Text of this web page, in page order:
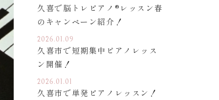
久喜で脳トレピアノ®︎レッスン春
のキャンペーン紹介！
2026.01.09
久喜市で短期集中ピアノレッス
ン開催！
2026.01.01
久喜市で単発ピアノレッスン！